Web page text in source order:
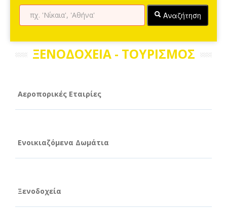
Αναζήτηση
ΞΕΝΟΔΟΧΕΙΑ - ΤΟΥΡΙΣΜΟΣ
Αεροπορικές Εταιρίες
Ενοικιαζόμενα Δωμάτια
Ξενοδοχεία